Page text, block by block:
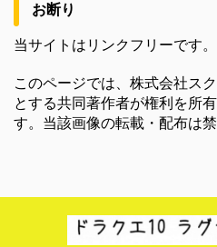
お断り
当サイトはリンクフリーです。
このページでは、株式会社ス
とする共同著作者が権利を所
す。当該画像の転載・配布は禁